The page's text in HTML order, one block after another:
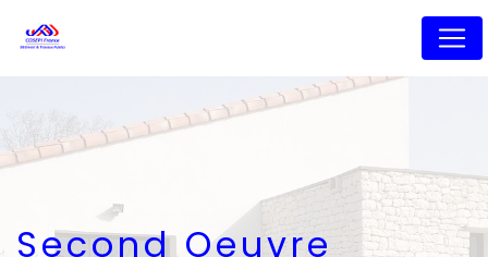
Second Oeuvre